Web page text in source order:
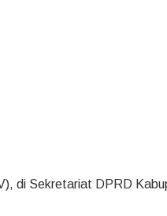
di Sekretariat DPRD